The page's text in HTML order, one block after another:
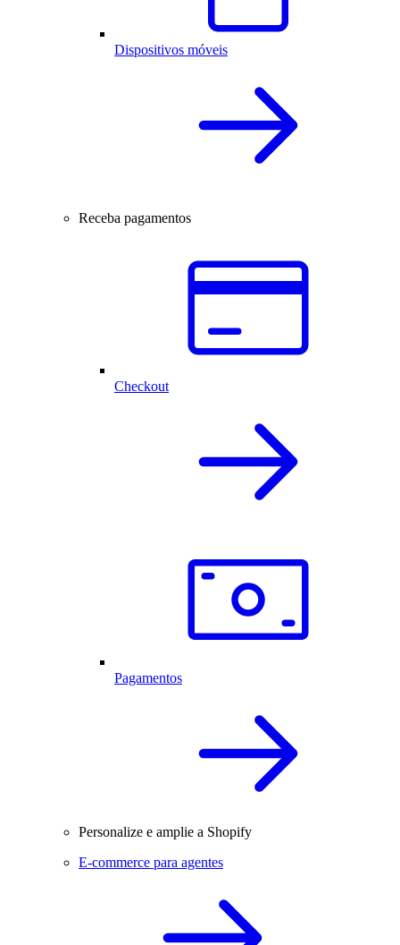
Dispositivos móveis
Receba pagamentos
Checkout
Pagamentos
Personalize e amplie a Shopify
E-commerce para agentes